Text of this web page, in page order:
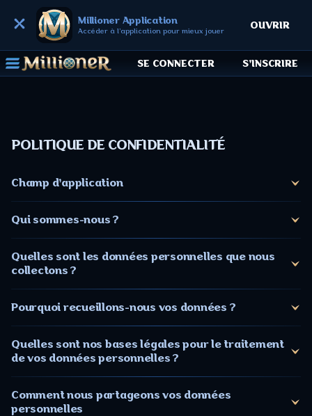
Millioner Application
Accéder à l'application pour mieux jouer
OUVRIR
SE CONNECTER S'INSCRIRE
POLITIQUE DE CONFIDENTIALITÉ
Champ d'application
Qui sommes-nous ?
Quelles sont les données personnelles que nous
collectons ?
Pourquoi recueillons-nous vos données ?
Quelles sont nos bases légales pour le traitement
de vos données personnelles ?
Comment nous partageons vos données
personnelles